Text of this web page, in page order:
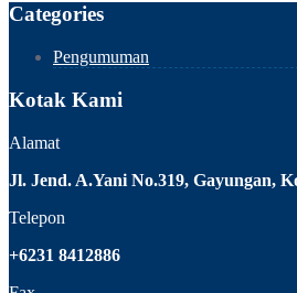
Categories
Pengumuman
Kotak Kami
Alamat
Jl. Jend. A.Yani No.319, Gayungan,
Telepon
+6231 8412886